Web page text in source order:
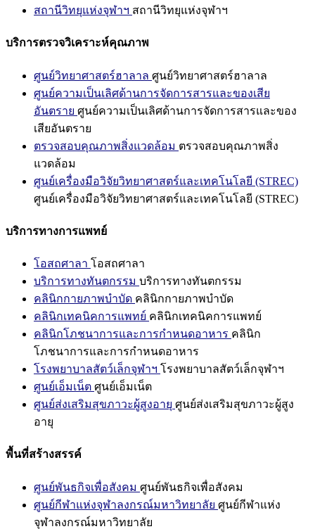
สถานีวิทยุแห่งจุฬาฯ สถานีวิทยุแห่งจุฬาฯ
บริการตรวจวิเคราะห์คุณภาพ
ศูนย์วิทยาศาสตร์ฮาลาล ศูนย์วิทยาศาสตร์ฮาลาล
ศูนย์ความเป็นเลิศด้านการจัดการสารและของเสีย
อันตราย ศูนย์ความเป็นเลิศด้านการจัดการสารและของ
เสียอันตราย
ตรวจสอบคุณภาพสิ่งแวดล้อม ตรวจสอบคุณภาพสิ่ง
แวดล้อม
ศูนย์เครื่องมือวิจัยวิทยาศาสตร์และเทคโนโลยี (STREC)
ศูนย์เครื่องมือวิจัยวิทยาศาสตร์และเทคโนโลยี (STREC)
บริการทางการแพทย์
โอสถศาลา โอสถศาลา
บริการทางทันตกรรม บริการทางทันตกรรม
คลินิกกายภาพบำบัด คลินิกกายภาพบำบัด
คลินิกเทคนิคการแพทย์ คลินิกเทคนิคการแพทย์
คลินิกโภชนาการและการกำหนดอาหาร คลินิก
โภชนาการและการกำหนดอาหาร
โรงพยาบาลสัตว์เล็กจุฬาฯ โรงพยาบาลสัตว์เล็กจุฬาฯ
ศูนย์เอ็มเน็ต ศูนย์เอ็มเน็ต
ศูนย์ส่งเสริมสุขภาวะผู้สูงอายุ ศูนย์ส่งเสริมสุขภาวะผู้สูง
อายุ
พื้นที่สร้างสรรค์
ศูนย์พันธกิจเพื่อสังคม ศูนย์พันธกิจเพื่อสังคม
ศูนย์กีฬาแห่งจุฬาลงกรณ์มหาวิทยาลัย ศูนย์กีฬาแห่ง
จุฬาลงกรณ์มหาวิทยาลัย